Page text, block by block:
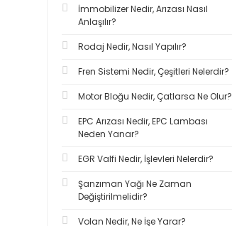
İmmobilizer Nedir, Arızası Nasıl
Anlaşılır?
Rodaj Nedir, Nasıl Yapılır?
Fren Sistemi Nedir, Çeşitleri Nelerdir?
Motor Bloğu Nedir, Çatlarsa Ne Olur?
EPC Arızası Nedir, EPC Lambası
Neden Yanar?
EGR Valfi Nedir, İşlevleri Nelerdir?
Şanzıman Yağı Ne Zaman
Değiştirilmelidir?
Volan Nedir, Ne İşe Yarar?